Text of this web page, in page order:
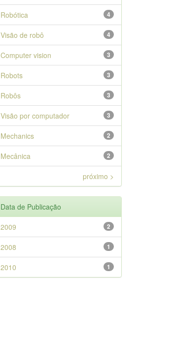
4
Robótica
4
Visão de robô
3
Computer vision
3
Robots
3
Robôs
3
Visão por computador
2
Mechanics
2
Mecânica
próximo >
Data de Publicação
2
2009
1
2008
1
2010